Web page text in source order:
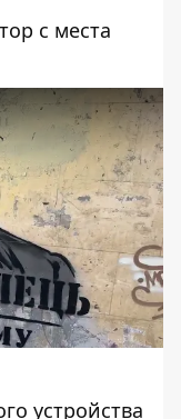
с места
устройства